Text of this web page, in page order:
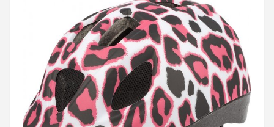
Kinderfietsen
Stadsfietsen
Elektrische fietsen
Mountainbikes